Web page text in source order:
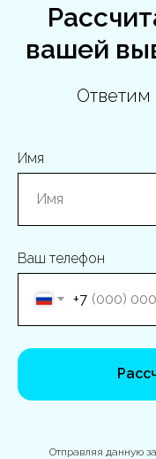
вашей
Ответим
Имя
Ваш телефон
+7
Отправляя данную